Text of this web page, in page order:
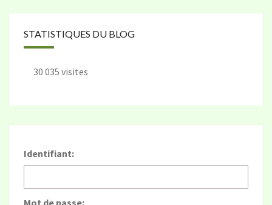
STATISTIQUES DU BLOG
30 035 visites
Identifiant: